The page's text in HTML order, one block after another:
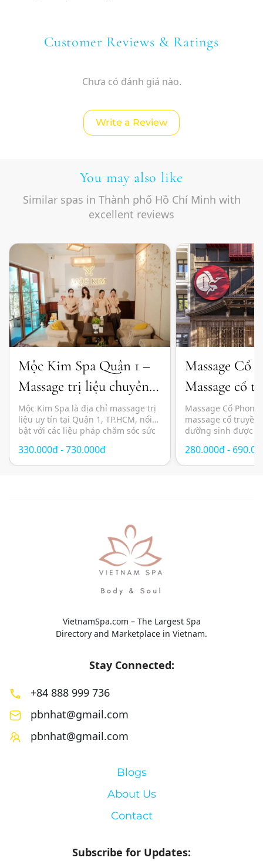
Customer Reviews & Ratings
Chưa có đánh giá nào.
Write a Review
You may also like
Similar spas in Thành phố Hồ Chí Minh with
excellent reviews
Mộc Kim Spa Quận 1 –
Massage trị liệu chuyên
sâu và thư giãn chuẩn
Nhật
Mộc Kim Spa là địa chỉ massage trị
liệu uy tín tại Quận 1, TP.HCM, nổi
bật với các liệu pháp chăm sóc sức
hiện đại, thảo dược thiên nhiên và
không gian thư giãn mang cảm
330.000đ - 730.000đ
Massage Cổ
Massage cổ
đầu dưỡng
Massage Cổ
massage cổ truyền
dưỡng sinh được
yên tĩnh, thư giãn
pháp chăm sóc
280.000đ -
VietnamSpa.com – The Largest Spa
Directory and Marketplace in Vietnam.
Stay Connected:
+84 888 999 736
pbnhat@gmail.com
pbnhat@gmail.com
Blogs
About Us
Contact
Subscribe for Updates: